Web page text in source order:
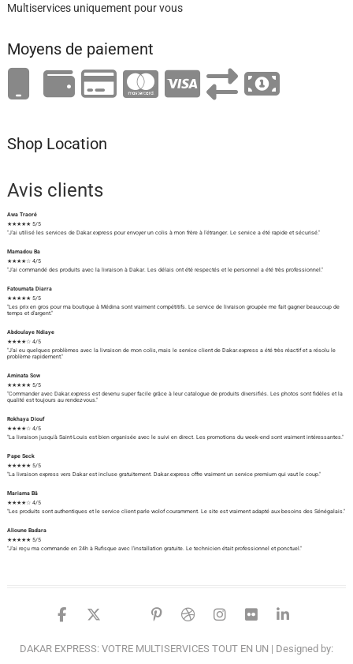
Multiservices uniquement pour vous
Moyens de paiement
Shop Location
Avis clients
Awa Traoré
★★★★★ 5/5
"J'ai utilisé les services de Dakar.express pour envoyer un colis à mon frère à l'étranger. Le service a été rapide et sécurisé."
Mamadou Ba
★★★★☆ 4/5
"J'ai commandé des produits avec la livraison à Dakar. Les délais ont été respectés et le personnel a été très professionnel."
Fatoumata Diarra
★★★★★ 5/5
"Les prix en gros pour ma boutique à Médina sont vraiment compétitifs. Le service de livraison groupée me fait gagner beaucoup de
temps et d'argent."
Abdoulaye Ndiaye
★★★★☆ 4/5
"J'ai eu quelques problèmes avec la livraison de mon colis, mais le service client de Dakar.express a été très réactif et a résolu le
problème rapidement."
Aminata Sow
★★★★★ 5/5
"Commander avec Dakar.express est devenu super facile grâce à leur catalogue de produits diversifiés. Les photos sont fidèles et la
qualité est toujours au rendez-vous."
Rokhaya Diouf
★★★★☆ 4/5
"La livraison jusqu'à Saint-Louis est bien organisée avec le suivi en direct. Les promotions du week-end sont vraiment intéressantes."
Pape Seck
★★★★★ 5/5
"La livraison express vers Dakar est incluse gratuitement. Dakar.express offre vraiment un service premium qui vaut le coup."
Mariama Bâ
★★★★☆ 4/5
"Les produits sont authentiques et le service client parle wolof couramment. Le site est vraiment adapté aux besoins des Sénégalais."
Alioune Badara
★★★★★ 5/5
"J'ai reçu ma commande en 24h à Rufisque avec l'installation gratuite. Le technicien était professionnel et ponctuel."
facebook
twitter
google
pinterest
dribbble
instagram
flickr
DAKAR EXPRESS: VOTRE MULTISERVICES TOUT EN UN | Designed by: